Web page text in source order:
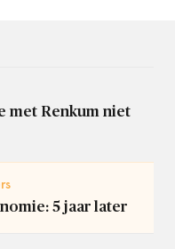
met Renkum niet
5 jaar later